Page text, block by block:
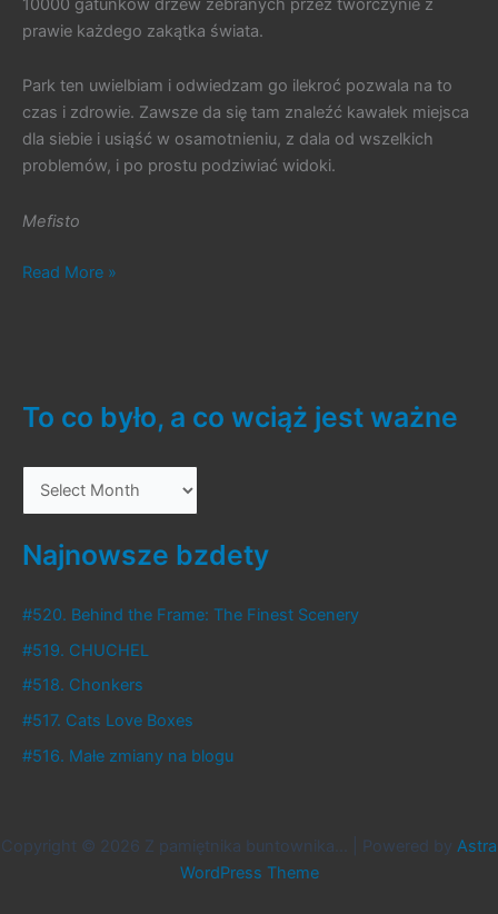
10000 gatunków drzew zebranych przez twórczynie z
prawie każdego zakątka świata.
Park ten uwielbiam i odwiedzam go ilekroć pozwala na to
czas i zdrowie. Zawsze da się tam znaleźć kawałek miejsca
dla siebie i usiąść w osamotnieniu, z dala od wszelkich
problemów, i po prostu podziwiać widoki.
Mefisto
#291.
Read More »
To co było, a co wciąż jest ważne
o
c
b
y
Najnowsze bzdety
#520. Behind the Frame: The Finest Scenery
#519. CHUCHEL
#518. Chonkers
#517. Cats Love Boxes
#516. Małe zmiany na blogu
Copyright © 2026 Z pamiętnika buntownika... | Powered by Astra
WordPress Theme